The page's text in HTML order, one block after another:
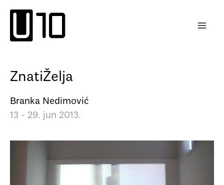
садржај
ZnatiŽelja
Branka Nedimović
13 - 29. jun 2013.